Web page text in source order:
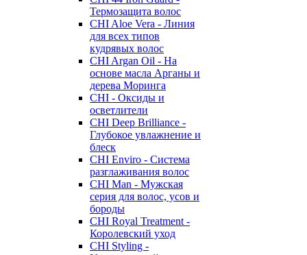
Термозащита волос
CHI Aloe Vera - Линия
для всех типов
кудрявых волос
CHI Argan Oil - На
основе масла Арганы и
дерева Моринга
CHI - Оксиды и
осветлители
CHI Deep Brilliance -
Глубокое увлажнение и
блеск
CHI Enviro - Система
разглаживания волос
CHI Man - Мужская
серия для волос, усов и
бороды
CHI Royal Treatment -
Королевский уход
CHI Styling -